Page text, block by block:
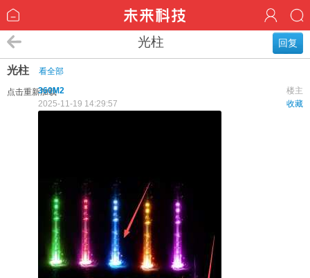
回复
光柱
光柱 看全部
点击重新加载 楼主
360M2
收藏
2025-11-19 14:29:57